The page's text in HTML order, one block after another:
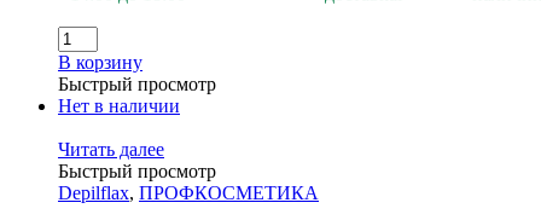
В корзину
Быстрый просмотр
Нет в наличии
Читать далее
Быстрый просмотр
Depilflax, ПРОФКОСМЕТИКА